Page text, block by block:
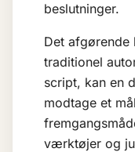
beslutninger.
Det afgørende
traditionel
script, kan en
modtage et
værktøjer og